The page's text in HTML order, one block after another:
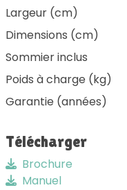
Largeur (cm)
Dimensions (cm)
Sommier inclus
Poids à charge (kg)
Garantie (années)
Télécharger
Brochure
Manuel